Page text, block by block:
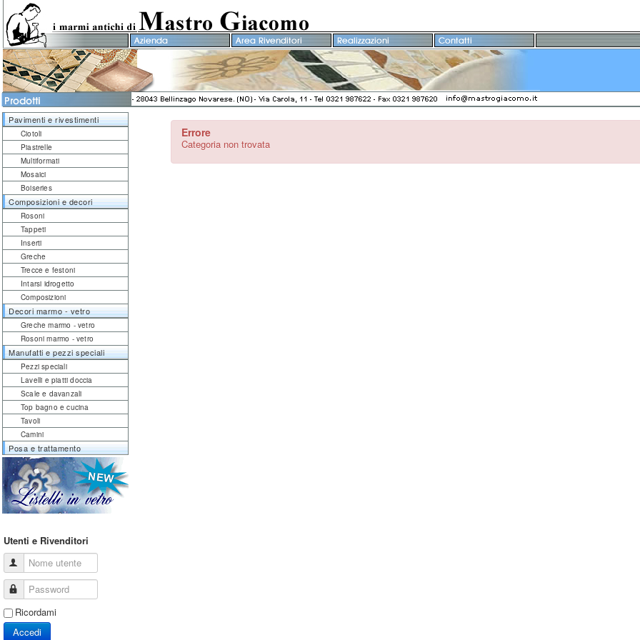
Pavimenti e rivestimenti
Ciotoli
Piastrelle
Multiformati
Mosaici
Boiseries
Composizioni e decori
Rosoni
Tappeti
Inserti
Greche
Trecce e festoni
Intarsi idrogetto
Composizioni
Decori marmo - vetro
Greche marmo - vetro
Rosoni marmo - vetro
Manufatti e pezzi speciali
Pezzi speciali
Lavelli e piatti doccia
Scale e davanzali
Top bagno e cucina
Tavoli
Camini
Posa e trattamento
Utenti e Rivenditori
Nome utente
Password
Ricordami
Accedi
Errore
Categoria non trovata